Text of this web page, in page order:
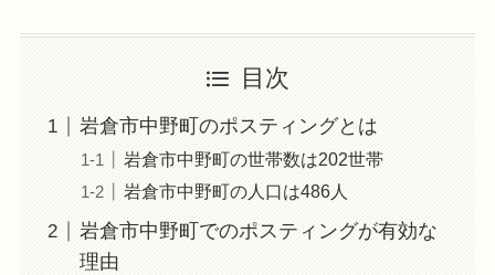
目次
岩倉市中野町のポスティングとは
岩倉市中野町の世帯数は202世帯
岩倉市中野町の人口は486人
岩倉市中野町でのポスティングが有効な
理由